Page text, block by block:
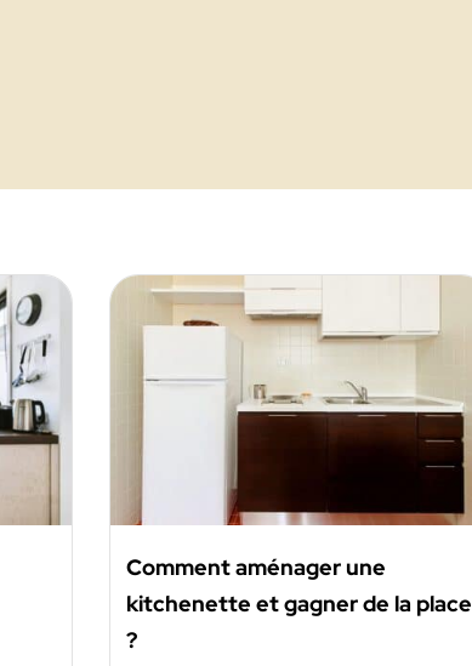
Comment aménager une
kitchenette et gagner de la place
?